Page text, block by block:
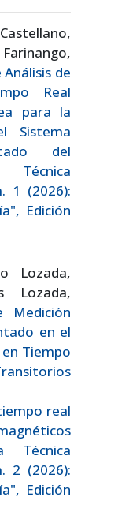
de
Real
para la
Sistema
del
Técnica
1 (2026):
Edición
Lozada,
Lozada,
Medición
en el
Tiempo
real
Técnica
2 (2026):
Edición